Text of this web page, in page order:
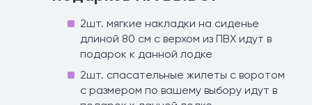
2шт. мягкие накладки на сиденье
длиной 80 см с верхом из ПВХ идут в
подарок к данной лодке
2шт. спасательные жилеты с воротом
с размером по вашему выбору идут в